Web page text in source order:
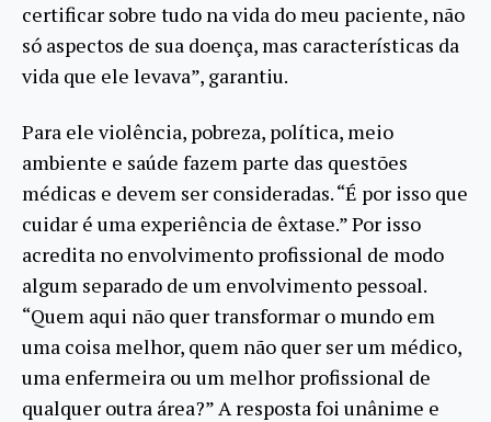
certificar sobre tudo na vida do meu paciente, não
só aspectos de sua doença, mas características da
vida que ele levava”, garantiu.
Para ele violência, pobreza, política, meio
ambiente e saúde fazem parte das questões
médicas e devem ser consideradas. “É por isso que
cuidar é uma experiência de êxtase.” Por isso
acredita no envolvimento profissional de modo
algum separado de um envolvimento pessoal.
“Quem aqui não quer transformar o mundo em
uma coisa melhor, quem não quer ser um médico,
uma enfermeira ou um melhor profissional de
qualquer outra área?” A resposta foi unânime e